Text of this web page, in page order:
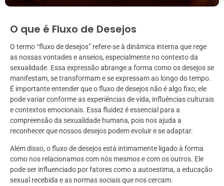
O que é Fluxo de Desejos
O termo “fluxo de desejos” refere-se à dinâmica interna que rege
as nossas vontades e anseios, especialmente no contexto da
sexualidade. Essa expressão abrange a forma como os desejos se
manifestam, se transformam e se expressam ao longo do tempo.
É importante entender que o fluxo de desejos não é algo fixo; ele
pode variar conforme as experiências de vida, influências culturais
e contextos emocionais. Essa fluidez é essencial para a
compreensão da sexualidade humana, pois nos ajuda a
reconhecer que nossos desejos podem evoluir e se adaptar.
Além disso, o fluxo de desejos está intimamente ligado à forma
como nos relacionamos com nós mesmos e com os outros. Ele
pode ser influenciado por fatores como a autoestima, a educação
sexual recebida e as normas sociais que nos cercam.